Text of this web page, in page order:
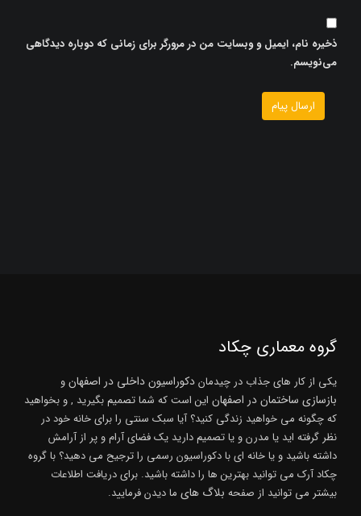
ذخیره نام، ایمیل و وبسایت من در مرورگر برای زمانی که دوباره دیدگاهی
می‌نویسم.
گروه معماری چکاد
یکی از کار های جذاب در چیدماندکوراسیون داخلی در اصفهانو
بازسازی ساختمان در اصفهان این است که شما تصمیم بگیرید , و بخواهید
که چگونه می خواهید زندگی کنید؟ آیا سبک سنتی را برای خانه خود در
نظر گرفته اید یا مدرن و یا تصمیم دارید یک فضای آرام و پر از آرامش
داشته باشید و یا خانه ای با دکوراسیون رسمی را ترجیح می دهید؟ با گروه
چکاد آرک می توانید بهترین ها را داشته باشید. برای دریافت اطلاعات
بیشتر می توانید از صفحه بلاگ های ما دیدن فرمایید.